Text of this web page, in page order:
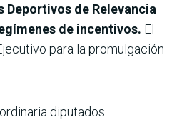
de Relevancia
de incentivos. El
para la promulgación
diputados